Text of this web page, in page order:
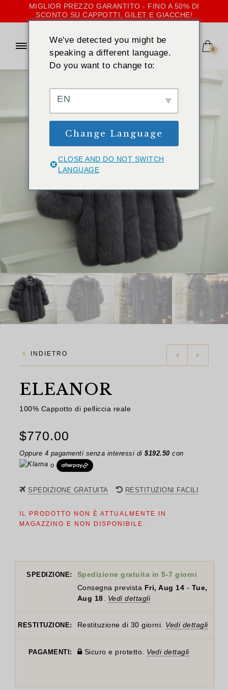
MIGLIOR PREZZO GARANTITO - FINO A 50% DI
SCONTO SU CAPPOTTI, GILET E GIACCHE!
0
INDIETRO
ELEANOR
100% Cappotto di pelliccia reale
$770.00
Oppure 4 pagamenti senza interessi di $192.50 con
o
SPEDIZIONE GRATUITA RESTITUZIONI FACILI
IL PRODOTTO NON È ATTUALMENTE IN
MAGAZZINO E NON DISPONIBILE.
SPEDIZIONE:
Spedizione gratuita in 5-7 giorni
Consegna prevista Fri, Aug 14 - Tue,
Aug 18
Vedi dettagli
RESTITUZIONE: Restituzione di 30 giorni. Vedi dettagli
PAGAMENTI: Sicuro e protetto. Vedi dettagli
We've detected you might be
speaking a different language.
Do you want to change to:
EN
Change Language
CLOSE AND DO NOT SWITCH
LANGUAGE